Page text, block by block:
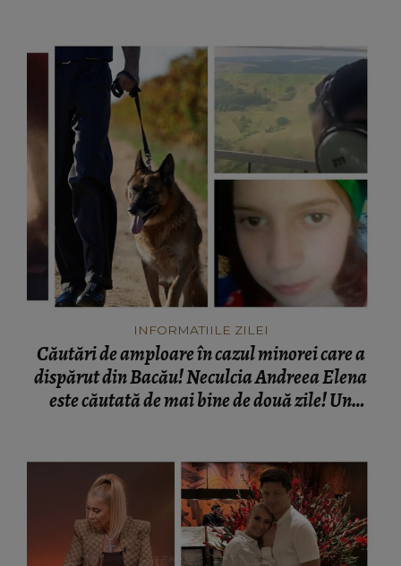
INFORMATIILE ZILEI
Căutări de amploare în cazul minorei care a
dispărut din Bacău! Neculcia Andreea Elena
este căutată de mai bine de două zile! Un